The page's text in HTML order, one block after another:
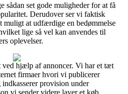
sådan set gode muligheder for at få
Derudover ser vi faktisk
muligt at udfærdige en bedømmelse
lige så vel kan anvendes til
oplevelser.
ved hjælp af annoncer. Vi har et tæt
firmaer hvori vi publicerer
provision under
vi sender videre laver et køb.